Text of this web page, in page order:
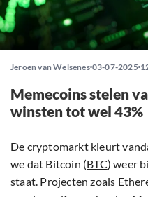
Jeroen van Welsenes 03-07-2025
Memecoins stelen
winsten tot wel 43%
De cryptomarkt kleurt
we dat Bitcoin (BTC) weer
staat. Projecten zoals